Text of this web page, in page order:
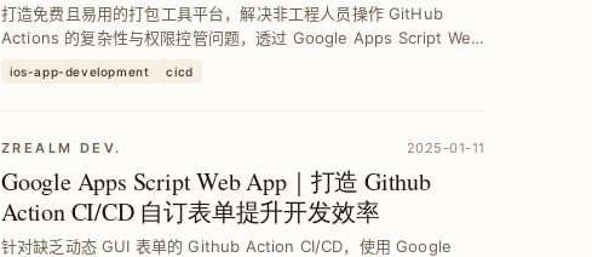
打造免费且易用的打包工具平台，解决非工程人员操作 GitHub
Actions 的复杂性与权限控管问题，透过 Google Apps Script Web
ios-app-development cicd
ZREALM DEV. 2025-01-11
Google Apps Script Web App｜打造 Github
Action CI/CD 自订表单提升开发效率
针对缺乏动态 GUI 表单的 Github Action CI/CD，使用 Google